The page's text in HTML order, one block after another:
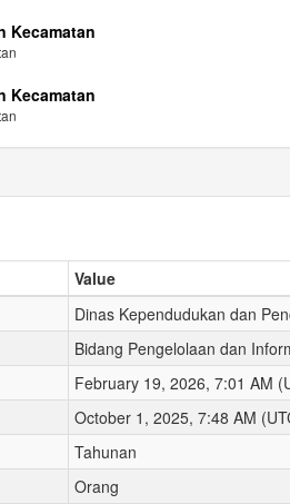
Kecamatan
Kecamatan
Value
Dinas Kependudukan dan
Bidang Pengelolaan dan
February 19, 2026, 7:01 AM
October 1, 2025, 7:48 AM
Tahunan
Orang